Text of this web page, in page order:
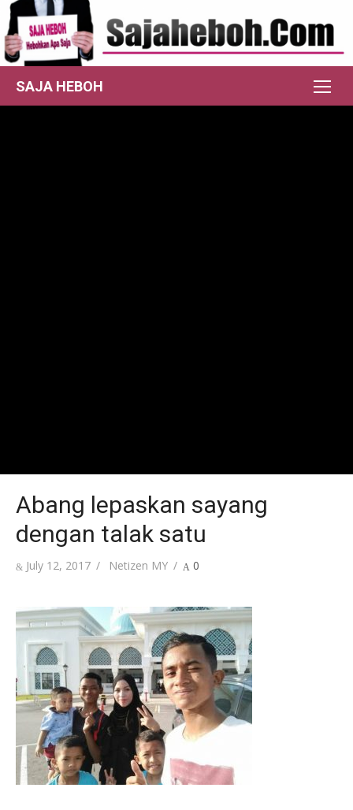
Skip
to
content
SAJA HEBOH
Abang lepaskan sayang
dengan talak satu
Posted
July 12, 2017 Author
Netizen MY 0